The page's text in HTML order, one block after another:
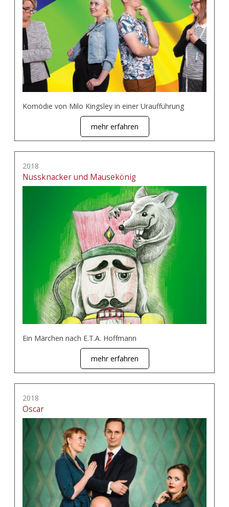
Komödie von Milo Kingsley in einer Uraufführung
mehr erfahren
2018
Nussknacker und Mausekönig
Ein Märchen nach E.T.A. Hoffmann
mehr erfahren
2018
Oscar